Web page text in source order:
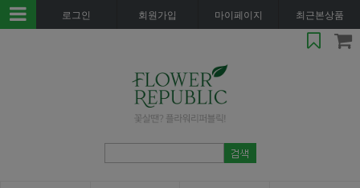
로그인 회원가입 마이페이지 최근본상품